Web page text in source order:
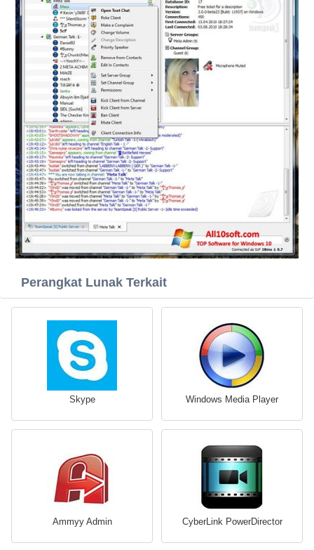
Perangkat Lunak Terkait
Skype Windows Media Player
Ammyy Admin CyberLink PowerDirector